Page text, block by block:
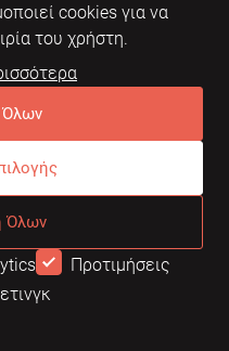
cookies για να
του χρήστη.
Όλων
Προτιμήσεις